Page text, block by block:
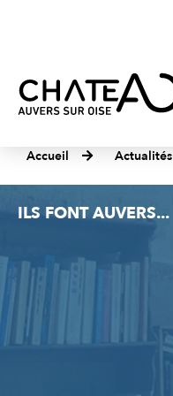
Accueil Actualités
ILS FONT AUVERS...